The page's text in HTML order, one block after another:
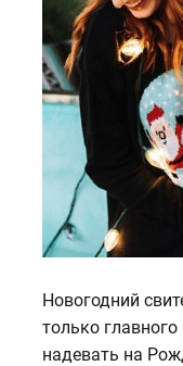
Новогодний
только
надевать на